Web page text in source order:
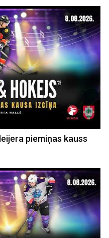
piemiņas kauss